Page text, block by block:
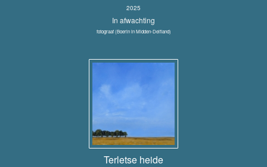
2025
In afwachting
fotograaf (Boerin in Midden-Delfland)
Terletse heide